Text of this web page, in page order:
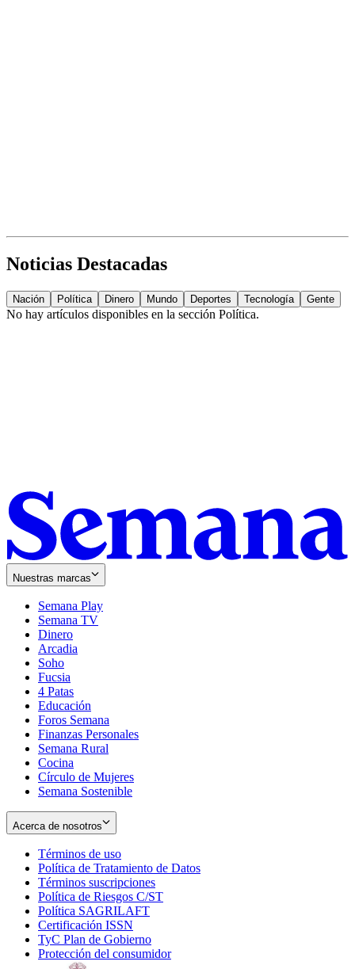
Noticias Destacadas
Nación Política Dinero Mundo Deportes Tecnología Gente
No hay artículos disponibles en la sección Política.
Nuestras marcas
Semana Play
Semana TV
Dinero
Arcadia
Soho
in
new
window
Fucsia
in
new
window
4 Patas
Educación
Foros Semana
Finanzas Personales
Semana Rural
Cocina
Círculo de Mujeres
Semana Sostenible
Acerca de nosotros
Términos de uso
in
new
window
Política de Tratamiento de Datos
Términos suscripciones
in
Política de Riesgos C/ST
Política SAGRILAFT
new
window
Certificación ISSN
in
new
TyC Plan de Gobierno
in
Protección del consumidorOpens